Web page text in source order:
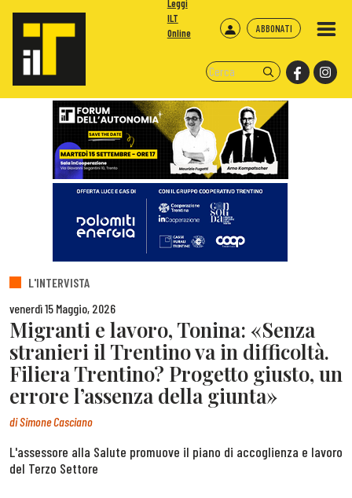
ABBONATI
Leggi
ILT
Online
L'INTERVISTA
venerdì 15 Maggio, 2026
Migranti e lavoro, Tonina: «Senza
stranieri il Trentino va in difficoltà.
Filiera Trentino? Progetto giusto, un
errore l’assenza della giunta»
diSimone Casciano
L'assessore alla Salute promuove il piano di accoglienza e lavoro
del Terzo Settore